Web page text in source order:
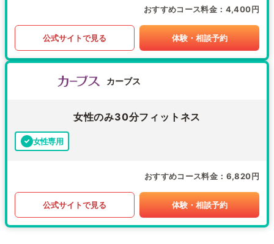
おすすめコース料金 4,400円
公式サイトで見る 体験・相談予約
カーブス
女性のみ30分フィットネス
女性専用
おすすめコース料金 6,820円
公式サイトで見る 体験・相談予約